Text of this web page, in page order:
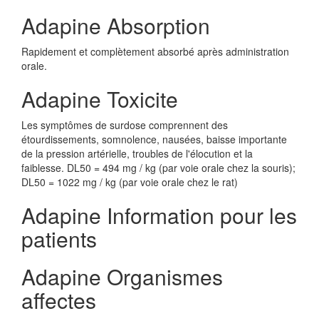
Adapine Absorption
Rapidement et complètement absorbé après administration
orale.
Adapine Toxicite
Les symptômes de surdose comprennent des
étourdissements, somnolence, nausées, baisse importante
de la pression artérielle, troubles de l'élocution et la
faiblesse. DL50 = 494 mg / kg (par voie orale chez la souris);
DL50 = 1022 mg / kg (par voie orale chez le rat)
Adapine Information pour les
patients
Adapine Organismes
affectes